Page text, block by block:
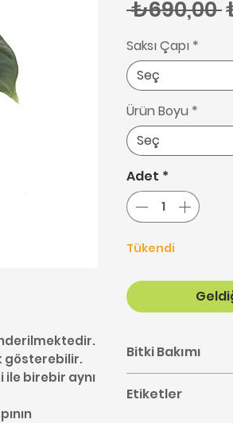
gösterebilir.
birebir aynı
₺690,00
Saksı Çapı *
Seç
Ürün Boyu *
Seç
Adet *
Tükendi
Bitki Bakımı
buradan
Etiketler